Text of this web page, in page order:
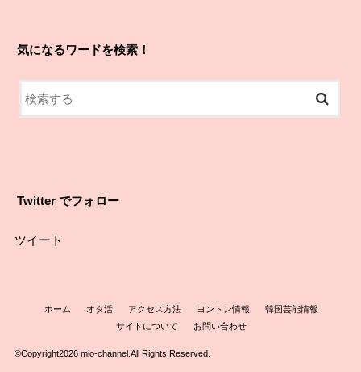
気になるワードを検索！
Twitter でフォロー
ツイート
ホーム オタ活 アクセス方法 ヨントン情報
韓国芸能情報
サイトについて
お問い合わせ
©Copyright2026 mio-channel.All Rights Reserved.